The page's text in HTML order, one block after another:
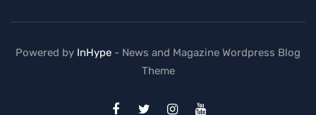
Powered by InHype - News and Magazine Wordpress Blog
Theme